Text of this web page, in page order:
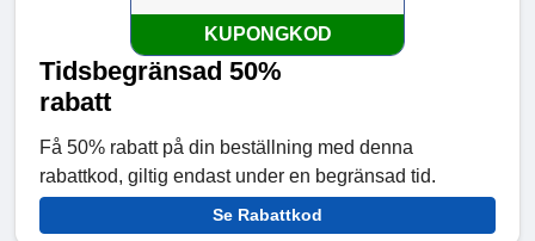
KUPONGKOD
Tidsbegränsad 50%
rabatt
Få 50% rabatt på din beställning med denna
rabattkod, giltig endast under en begränsad tid.
Se Rabattkod